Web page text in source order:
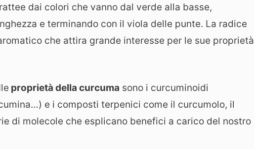
dai colori che vanno dal verde alla basse,
e terminando con il viola delle punte. La radice
che attira grande interesse per le sue proprietà
proprietà della curcuma sono i curcuminoidi
e i composti terpenici come il curcumolo, il
di molecole che esplicano benefici a carico del nostro